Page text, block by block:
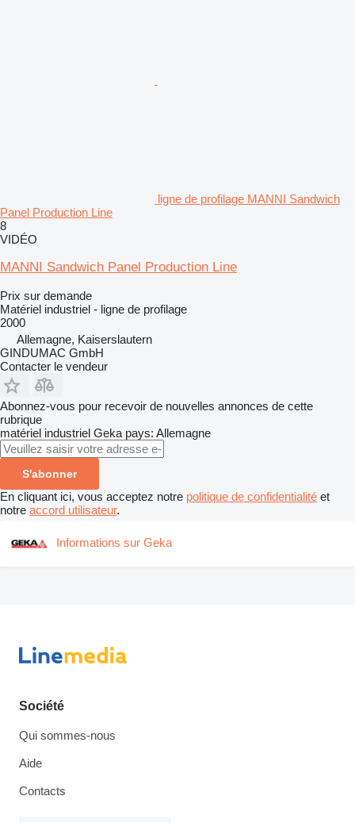
ligne de profilage MANNI Sandwich
Panel Production Line
8
VIDÉO
MANNI Sandwich Panel Production Line
Prix sur demande
Matériel industriel - ligne de profilage
2000
Allemagne, Kaiserslautern
GINDUMAC GmbH
Contacter le vendeur
Abonnez-vous pour recevoir de nouvelles annonces de cette
rubrique
matériel industriel Geka pays: Allemagne
S'abonner
En cliquant ici, vous acceptez notre politique de confidentialité et
notre accord utilisateur.
Informations sur Geka
Société
Qui sommes-nous
Aide
Contacts